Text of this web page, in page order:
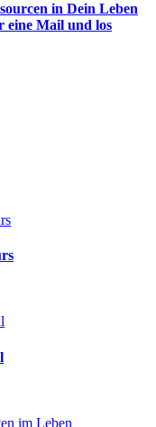
in Dein Leben
eine Mail und los